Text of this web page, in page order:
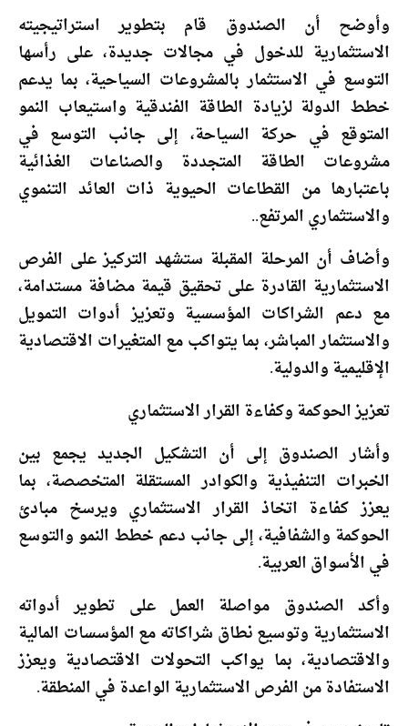
وأوضح أن الصندوق قام بتطوير استراتيجيته
الاستثمارية للدخول في مجالات جديدة، على رأسها
التوسع في الاستثمار بالمشروعات السياحية، بما يدعم
خطط الدولة لزيادة الطاقة الفندقية واستيعاب النمو
المتوقع في حركة السياحة، إلى جانب التوسع في
مشروعات الطاقة المتجددة والصناعات الغذائية
باعتبارها من القطاعات الحيوية ذات العائد التنموي
والاستثماري المرتفع..
وأضاف أن المرحلة المقبلة ستشهد التركيز على الفرص
الاستثمارية القادرة على تحقيق قيمة مضافة مستدامة،
مع دعم الشراكات المؤسسية وتعزيز أدوات التمويل
والاستثمار المباشر، بما يتواكب مع المتغيرات الاقتصادية
الإقليمية والدولية.
تعزيز الحوكمة وكفاءة القرار الاستثماري
وأشار الصندوق إلى أن التشكيل الجديد يجمع بين
الخبرات التنفيذية والكوادر المستقلة المتخصصة، بما
يعزز كفاءة اتخاذ القرار الاستثماري ويرسخ مبادئ
الحوكمة والشفافية، إلى جانب دعم خطط النمو والتوسع
في الأسواق العربية.
وأكد الصندوق مواصلة العمل على تطوير أدواته
الاستثمارية وتوسيع نطاق شراكاته مع المؤسسات المالية
والاقتصادية، بما يواكب التحولات الاقتصادية ويعزز
الاستفادة من الفرص الاستثمارية الواعدة في المنطقة.